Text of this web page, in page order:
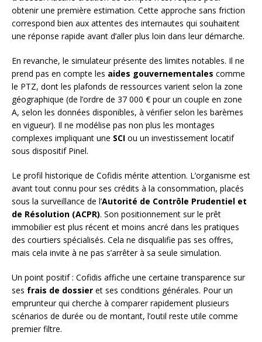
obtenir une première estimation. Cette approche sans friction
correspond bien aux attentes des internautes qui souhaitent
une réponse rapide avant d’aller plus loin dans leur démarche.
En revanche, le simulateur présente des limites notables. Il ne
prend pas en compte les aides gouvernementales comme
le PTZ, dont les plafonds de ressources varient selon la zone
géographique (de l’ordre de 37 000 € pour un couple en zone
A, selon les données disponibles, à vérifier selon les barèmes
en vigueur). Il ne modélise pas non plus les montages
complexes impliquant une SCI ou un investissement locatif
sous dispositif Pinel.
Le profil historique de Cofidis mérite attention. L’organisme est
avant tout connu pour ses crédits à la consommation, placés
sous la surveillance de l’Autorité de Contrôle Prudentiel et
de Résolution (ACPR). Son positionnement sur le prêt
immobilier est plus récent et moins ancré dans les pratiques
des courtiers spécialisés. Cela ne disqualifie pas ses offres,
mais cela invite à ne pas s’arrêter à sa seule simulation.
Un point positif : Cofidis affiche une certaine transparence sur
ses frais de dossier et ses conditions générales. Pour un
emprunteur qui cherche à comparer rapidement plusieurs
scénarios de durée ou de montant, l’outil reste utile comme
premier filtre.